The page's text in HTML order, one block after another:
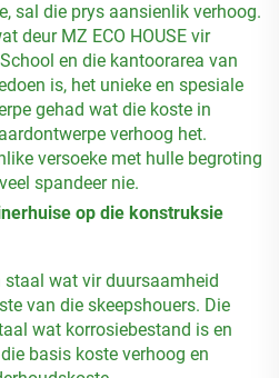
sal die prys aansienlik verhoog.
deur MZ ECO HOUSE vir
en die kantoorarea van
is, het unieke en spesiale
gehad wat die koste in
verhoog het.
versoeke met hulle begroting
spandeer nie.
op die konstruksie
staal wat vir duursaamheid
van die skeepshouers. Die
wat korrosiebestand is en
basis koste verhoog en